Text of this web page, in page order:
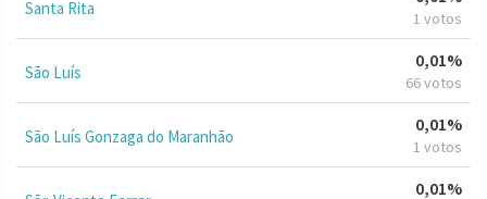
Santa Rita 1 votos
São Luís
0,01%
66 votos
São Luís Gonzaga do Maranhão
0,01%
1 votos
0,01%